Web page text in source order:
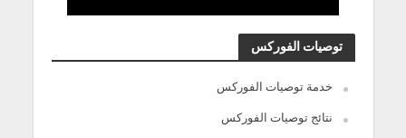
توصيات الفوركس
خدمة توصيات الفوركس
نتائج توصيات الفوركس